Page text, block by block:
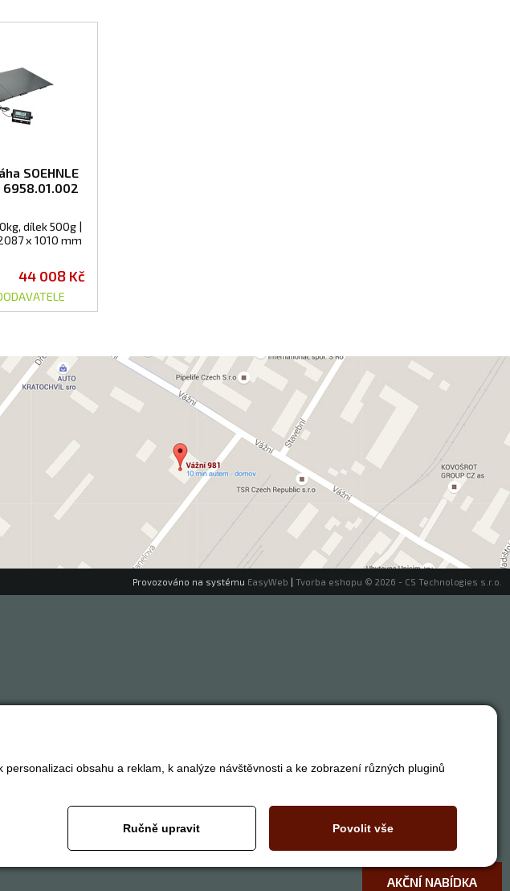
AKČNÍ NABÍDKA
obsahu a reklam, k analýze návštěvnosti a ke zobrazení různých pluginů
Ručně upravit Povolit vše
SOEHNLE
dílek 500g |
x 1010 mm
44 008 Kč
Provozováno na systému EasyWeb | Tvorba eshopu © 2026 - CS Technologies s.r.o.